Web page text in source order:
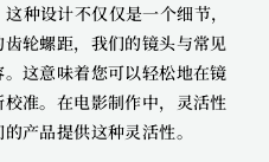
种设计不仅仅是一个细节，
轮螺距，我们的镜头与常见
这意味着您可以轻松地在镜
准。在电影制作中，灵活性
产品提供这种灵活性。